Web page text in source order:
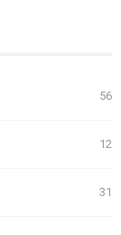
56
12
31